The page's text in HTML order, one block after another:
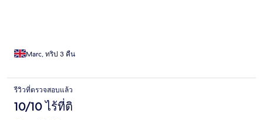
Marc, ทริป 3 คืน
รีวิวที่ตรวจสอบแล้ว
10/10 ไร้ที่ติ